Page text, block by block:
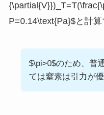
P=0.14\text{Pa}$と計算
$\pi>0$のため、普
ては窒素は引力が優